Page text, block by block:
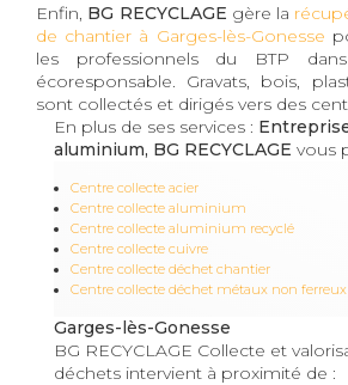
Enfin, BG RECYCLAGE gère la
de chantier à Garges-lès-Gonesse
les professionnels du BTP
écoresponsable. Gravats, bois,
sont collectés et dirigés vers des
En plus de ses services :
aluminium, BG RECYCLAGE vous
Centre collecte acier
Centre collecte aluminium
Centre collecte aluminium recyclé
Centre collecte cuivre
Centre collecte déchet chantier
Centre collecte déchet métaux non ferreux
Garges-lès-Gonesse
BG RECYCLAGE Collecte et
déchets intervient à proximité de :